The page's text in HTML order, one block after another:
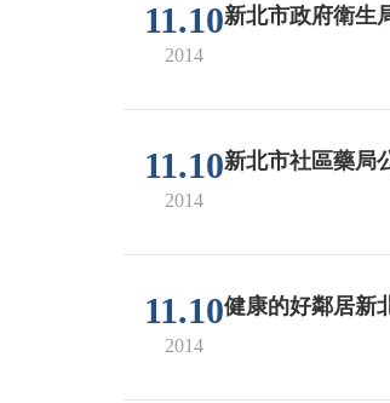
11.10
2014
新北市政府衛生
11.10
2014
新北市社區藥局
11.10
2014
健康的好鄰居新